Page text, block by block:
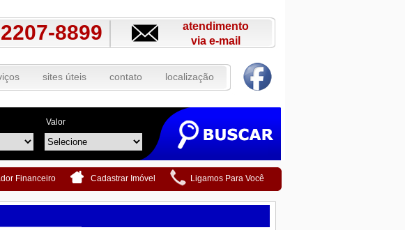
8899
atendimento
via e-mail
sites úteis contato localização
Valor
Financeiro Cadastrar Imóvel Ligamos Para Você